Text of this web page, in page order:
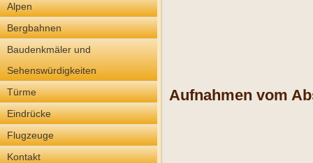
Alpen
Bergbahnen
Baudenkmäler und
Sehenswürdigkeiten
Türme
Eindrücke
Flugzeuge
Kontakt
Aufnahmen vom